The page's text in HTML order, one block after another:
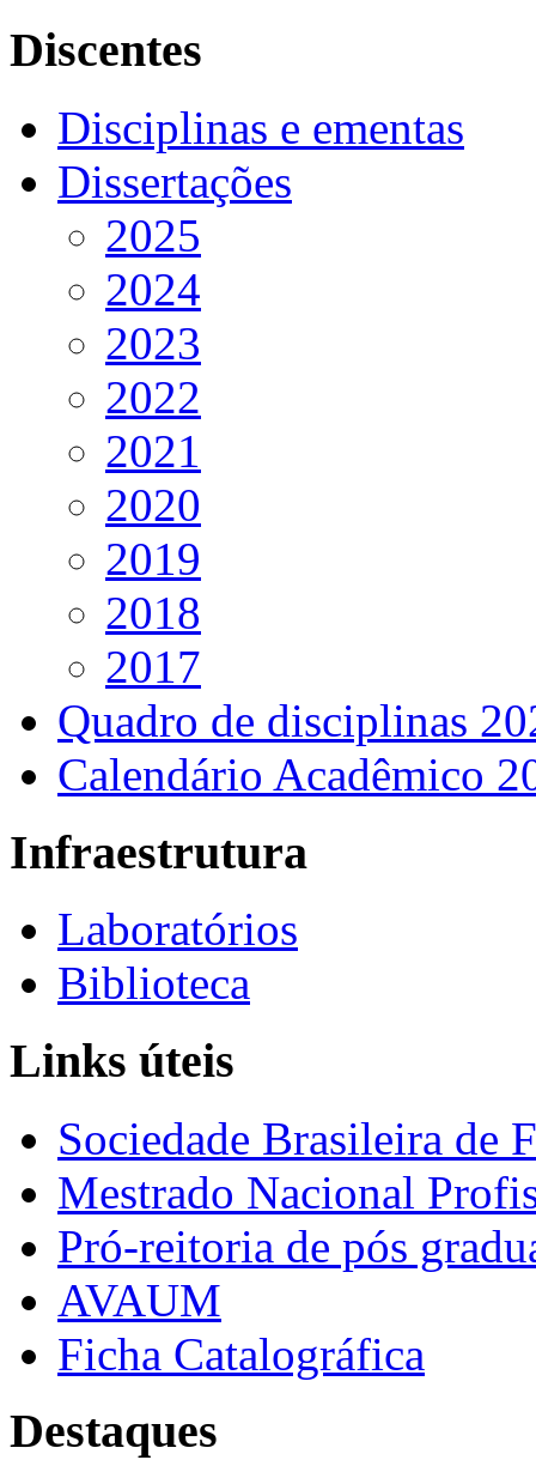
Discentes
Disciplinas e ementas
Dissertações
2025
2024
2023
2022
2021
2020
2019
2018
2017
Quadro de disciplinas
Calendário Acadêmico
Infraestrutura
Laboratórios
Biblioteca
Links úteis
Sociedade Brasileira de
Mestrado Nacional
Pró-reitoria de pós
AVAUM
Ficha Catalográfica
Destaques